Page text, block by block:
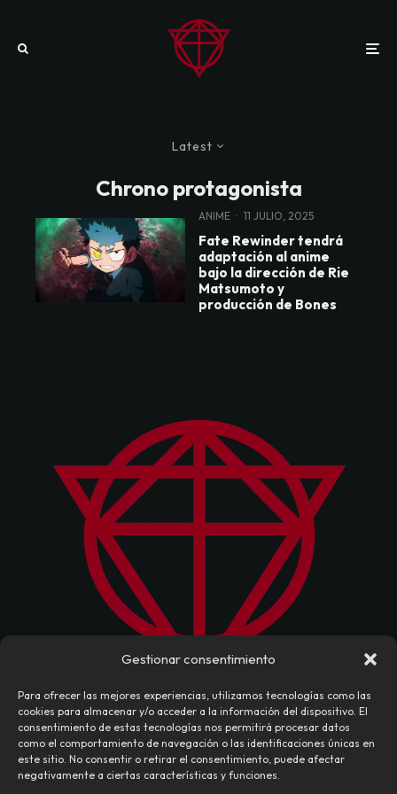
Gestionar consentimiento
Para ofrecer las mejores experiencias, utilizamos tecnologías como las
cookies para almacenar y/o acceder a la información del dispositivo. El
consentimiento de estas tecnologías nos permitirá procesar datos
como el comportamiento de navegación o las identificaciones únicas en
este sitio. No consentir o retirar el consentimiento, puede afectar
negativamente a ciertas características y funciones.
Latest
Chrono protagonista
ANIME · 11 JULIO, 2025
Fate Rewinder tendrá
adaptación al anime
bajo la dirección de Rie
Matsumoto y
producción de Bones